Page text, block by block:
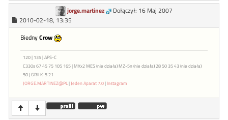
jorge.martinez
Dołączył: 16 Maj 2007
2010-02-18, 13:35
BiednyCrow
120 | 135 | APS-C
C330s 67 45 75 105 165 | MXx2 MES (nie działa) MZ-5n (nie działa) 28 50 35 43 (nie działa)
50 | GRII K-5 21
JORGE.MARTINEZ@PL| Jeden Aparat 7.0|Instagram